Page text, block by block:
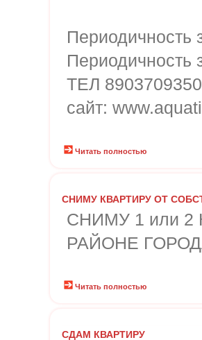
Периодичность
Периодичность
ТЕЛ
сайт:
Читать полностью
СНИМУ КВАРТИРУ ОТ
СНИМУ 1 или
РАЙОНЕ
Читать полностью
СДАМ КВАРТИРУ